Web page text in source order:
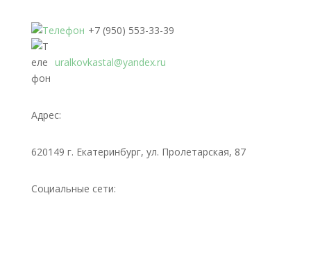
+7 (950) 553-33-39
uralkovkastal@yandex.ru
Адрес:
620149 г. Екатеринбург, ул. Пролетарская, 87
Социальные сети: